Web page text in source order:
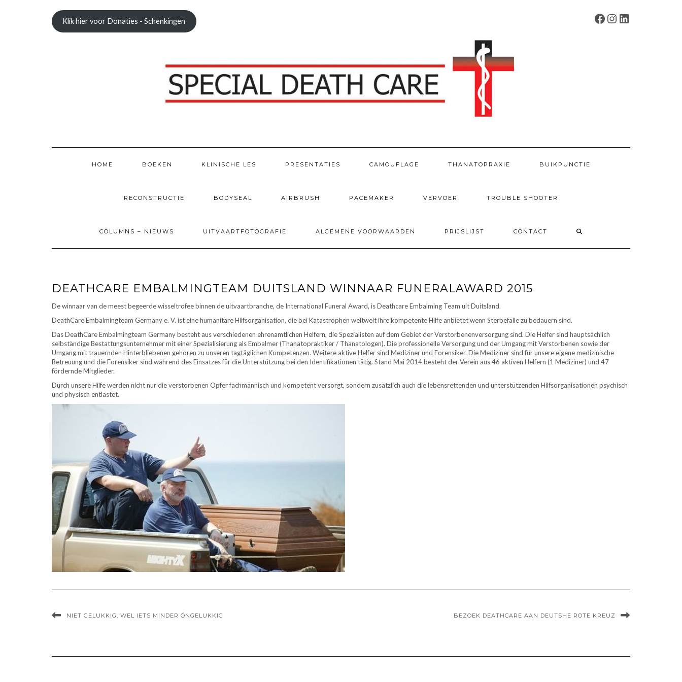
Klik hier voor Donaties - Schenkingen FACEBOOK
INSTAGRAM
LINKEDIN
HOME BOEKEN KLINISCHE LES PRESENTATIES CAMOUFLAGE THANATOPRAXIE BUIKPUNCTIE
RECONSTRUCTIE BODYSEAL AIRBRUSH PACEMAKER VERVOER TROUBLE SHOOTER
COLUMNS – NIEUWS UITVAARTFOTOGRAFIE ALGEMENE VOORWAARDEN PRIJSLIJST CONTACT
DEATHCARE EMBALMINGTEAM DUITSLAND WINNAAR FUNERALAWARD 2015
De winnaar van de meest begeerde wisseltrofee binnen de uitvaartbranche, de International Funeral Award, is Deathcare Embalming Team uit Duitsland.
DeathCare Embalmingteam Germany e. V. ist eine humanitäre Hilfsorganisation, die bei Katastrophen weltweit ihre kompetente Hilfe anbietet wenn Sterbefälle zu bedauern sind.
Das DeathCare Embalmingteam Germany besteht aus verschiedenen ehrenamtlichen Helfern, die Spezialisten auf dem Gebiet der Verstorbenenversorgung sind. Die Helfer sind hauptsächlich
selbständige Bestattungsunternehmer mit einer Spezialisierung als Embalmer (Thanatopraktiker / Thanatologen). Die professionelle Versorgung und der Umgang mit Verstorbenen sowie der
Umgang mit trauernden Hinterbliebenen gehören zu unseren tagtäglichen Kompetenzen. Weitere aktive Helfer sind Mediziner und Forensiker. Die Mediziner sind für unsere eigene medizinische
Betreuung und die Forensiker sind während des Einsatzes für die Unterstützung bei den Identifikationen tätig. Stand Mai 2014 besteht der Verein aus 46 aktiven Helfern (1 Mediziner) und 47
fördernde Mitglieder.
Durch unsere Hilfe werden nicht nur die verstorbenen Opfer fachmännisch und kompetent versorgt, sondern zusätzlich auch die lebensrettenden und unterstützenden Hilfsorganisationen psychisch
und physisch entlastet.
NIET GELUKKIG, WEL IETS MINDER ÓNGELUKKIG BEZOEK DEATHCARE AAN DEUTSHE ROTE KREUZ